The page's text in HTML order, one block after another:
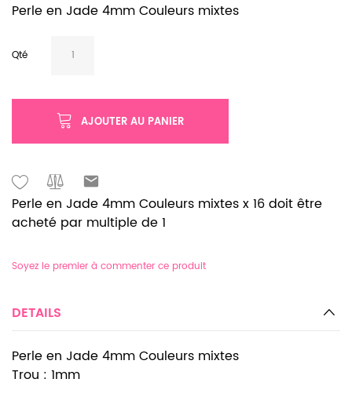
Perle en Jade 4mm Couleurs mixtes
Qté
AJOUTER AU PANIER
Perle en Jade 4mm Couleurs mixtes x 16 doit être
acheté par multiple de 1
Soyez le premier à commenter ce produit
DETAILS
Perle en Jade 4mm Couleurs mixtes
Trou : 1mm